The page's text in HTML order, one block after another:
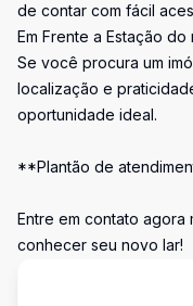
de contar com fácil
Em Frente a Estação do
Se você procura um
localização e
oportunidade ideal.
**Plantão de
Entre em contato agora
conhecer seu novo lar!